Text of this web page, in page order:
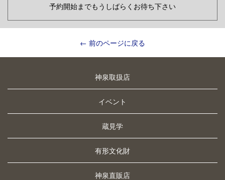
予約開始までもうしばらくお待ち下さい
← 前のページに戻る
神泉取扱店
イベント
蔵見学
有形文化財
神泉直販店